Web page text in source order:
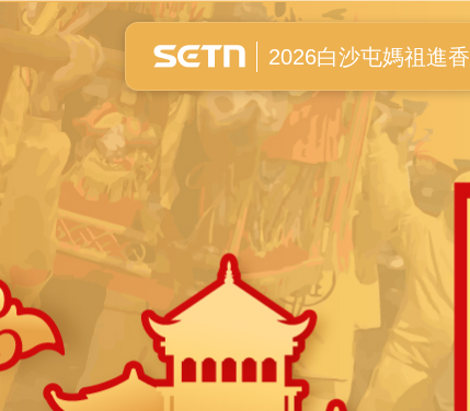
白沙屯媽祖進香全紀錄
2026白沙屯媽祖進香